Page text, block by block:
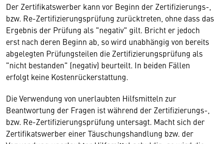
Der Zertifikatswerber kann vor Beginn der Zertifizierungs-,
bzw. Re-Zertifizierungsprüfung zurücktreten, ohne dass das
Ergebnis der Prüfung als "negativ" gilt. Bricht er jedoch
erst nach deren Beginn ab, so wird unabhängig von bereits
abgelegten Prüfungsteilen die Zertifizierungsprüfung als
"nicht bestanden" (negativ) beurteilt. In beiden Fällen
erfolgt keine Kostenrückerstattung.
Die Verwendung von unerlaubten Hilfsmitteln zur
Beantwortung der Fragen ist während der Zertifizierungs-,
bzw. Re-Zertifizierungsprüfung untersagt. Macht sich der
Zertifikatswerber einer Täuschungshandlung bzw. der